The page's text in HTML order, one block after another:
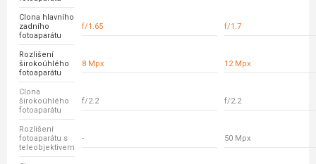
Clona hlavního
zadního
fotoaparátu
f/1.65 f/1.7
Rozlišení
širokoúhlého
fotoaparátu
8 Mpx 12 Mpx
Clona
širokoúhlého
fotoaparátu
f/2.2 f/2.2
Rozlišení
fotoaparátu s
teleobjektivem
- 50 Mpx